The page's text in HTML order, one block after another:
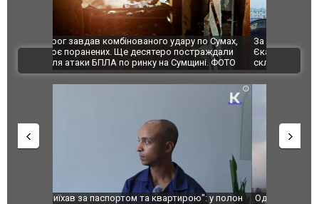
За 2000 кілометрів від кордону з Україною: в
Єкатеринбурзі після атаки дронів загорівся
склад Wildberries. ФОТО. ВІДЕО
"Мої
ВІДЕО
Одесу накрила потужна злива з градом та
Вже